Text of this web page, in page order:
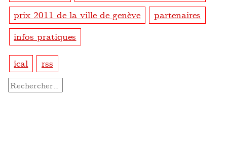
prix 2011 de la ville de genève
partenaires
infos pratiques
ical rss
Rechercher :